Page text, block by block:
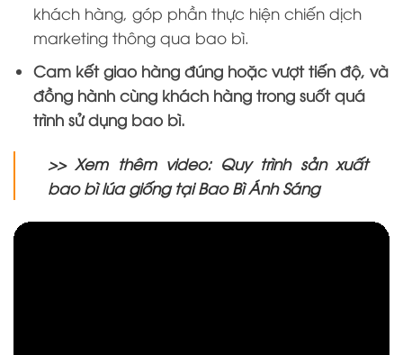
khách hàng, góp phần thực hiện chiến dịch
marketing thông qua bao bì.
Cam kết giao hàng đúng hoặc vượt tiến độ, và
đồng hành cùng khách hàng trong suốt quá
trình sử dụng bao bì.
>> Xem thêm video: Quy trình sản xuất
bao bì lúa giống tại Bao Bì Ánh Sáng